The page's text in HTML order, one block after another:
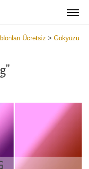
Ücretsiz > Gökyüzü